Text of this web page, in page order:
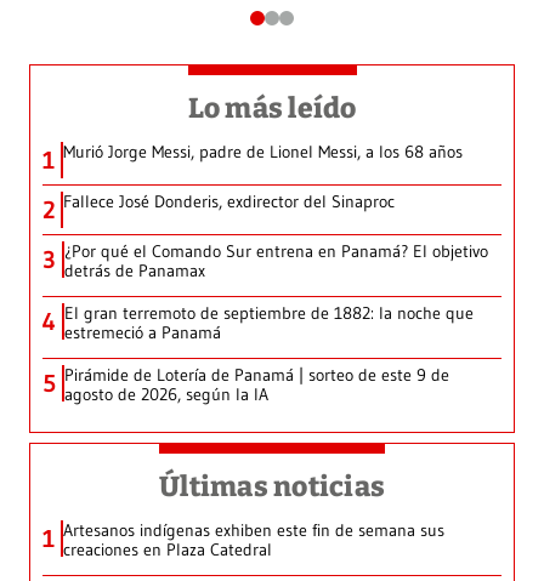
Lo más leído
1 Murió Jorge Messi, padre de Lionel Messi, a los 68 años
2 Fallece José Donderis, exdirector del Sinaproc
3 ¿Por qué el Comando Sur entrena en Panamá? El objetivo
detrás de Panamax
4 El gran terremoto de septiembre de 1882: la noche que
estremeció a Panamá
5 Pirámide de Lotería de Panamá | sorteo de este 9 de
agosto de 2026, según la IA
Últimas noticias
1 Artesanos indígenas exhiben este fin de semana sus
creaciones en Plaza Catedral